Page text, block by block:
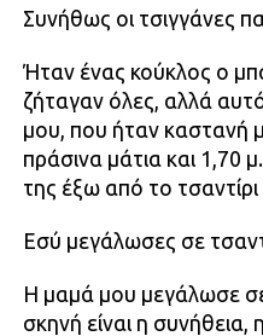
Συνήθως οι τσιγγάνες
Ήταν ένας κούκλος ο
ζήταγαν όλες, αλλά
μου, που ήταν καστανή
πράσινα μάτια και
της έξω από το
Εσύ μεγάλωσες σε
Η μαμά μου μεγάλωσε σε
σκηνή είναι η